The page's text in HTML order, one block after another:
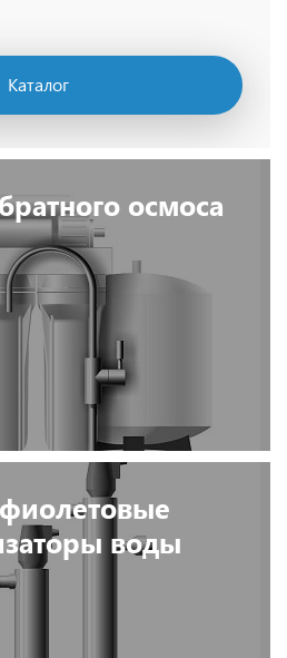
Каталог
осмоса
воды